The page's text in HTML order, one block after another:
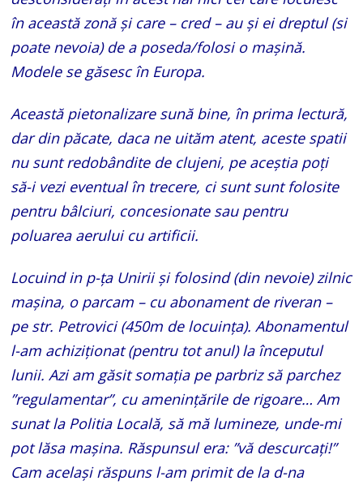
în această zonă și care – cred – au și ei dreptul (si
poate nevoia) de a poseda/folosi o mașină.
Modele se găsesc în Europa.
Această pietonalizare sună bine, în prima lectură,
dar din păcate, daca ne uităm atent, aceste spatii
nu sunt redobândite de clujeni, pe aceștia poți
să-i vezi eventual în trecere, ci sunt sunt folosite
pentru bâlciuri, concesionate sau pentru
poluarea aerului cu artificii.
Locuind in p-ța Unirii și folosind (din nevoie) zilnic
mașina, o parcam – cu abonament de riveran –
pe str. Petrovici (450m de locuința). Abonamentul
l-am achiziționat (pentru tot anul) la începutul
lunii. Azi am găsit somația pe parbriz să parchez
”regulamentar”, cu amenințările de rigoare… Am
sunat la Politia Locală, să mă lumineze, unde-mi
pot lăsa mașina. Răspunsul era: ”vă descurcați!”
Cam același răspuns l-am primit de la d-na